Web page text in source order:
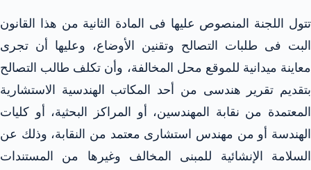
تتول اللجنة المنصوص عليها فى المادة الثانية من هذا القانون
البت فى طلبات التصالح وتقنين الأوضاع، وعليها أن تجرى
معاينة ميدانية للموقع محل المخالفة، وأن تكلف طالب التصالح
بتقديم تقرير هندسى من أحد المكاتب الهندسية الاستشارية
المعتمدة من نقابة المهندسين، أو المراكز البحثية، أو كليات
الهندسة أو من مهندس استشارى معتمد من النقابة، وذلك عن
السلامة الإنشائية للمبنى المخالف وغيرها من المستندات